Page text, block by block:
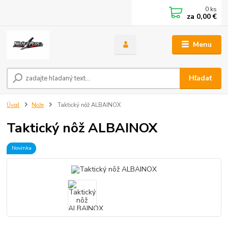
Menu
Hľadať
0 ks
za 0,00 €
Úvod Nože Taktický nôž ALBAINOX
Taktický nôž ALBAINOX
Novinka